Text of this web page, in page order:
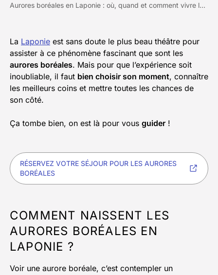
Aurores boréales en Laponie : où, quand et comment vivre la magie polaire ?
La Laponie est sans doute le plus beau théâtre pour
assister à ce phénomène fascinant que sont les
aurores boréales. Mais pour que l’expérience soit
inoubliable, il faut bien choisir son moment, connaître
les meilleurs coins et mettre toutes les chances de
son côté.
Ça tombe bien, on est là pour vous guider !
RÉSERVEZ VOTRE SÉJOUR POUR LES AURORES
BORÉALES
COMMENT NAISSENT LES
AURORES BORÉALES EN
LAPONIE ?
Voir une aurore boréale, c’est contempler un